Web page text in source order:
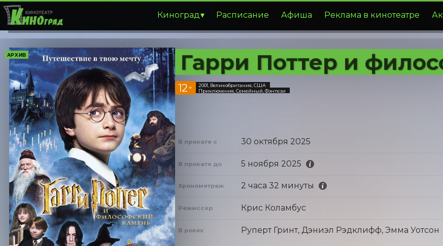
Киноград Расписание Афиша Реклама в кинотеатре
АРХИВ Гарри Поттер и
12 +
2001, Великобритания, США
Приключения, Семейный, Фэнтези
В прокате с 30 октября 2025
В прокате до 5 ноября 2025
Хронометраж 2 часа 32 минуты
Режиссер Крис Коламбус
В ролях Руперт Гринт, Дэниэл Рэдклифф, Эмма Уотсон